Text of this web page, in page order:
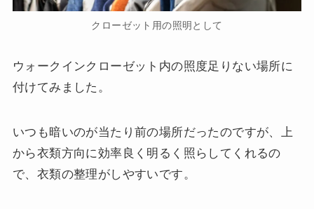
クローゼット用の照明として
ウォークインクローゼット内の照度足りない場所に
付けてみました。
いつも暗いのが当たり前の場所だったのですが、上
から衣類方向に効率良く明るく照らしてくれるの
で、衣類の整理がしやすいです。